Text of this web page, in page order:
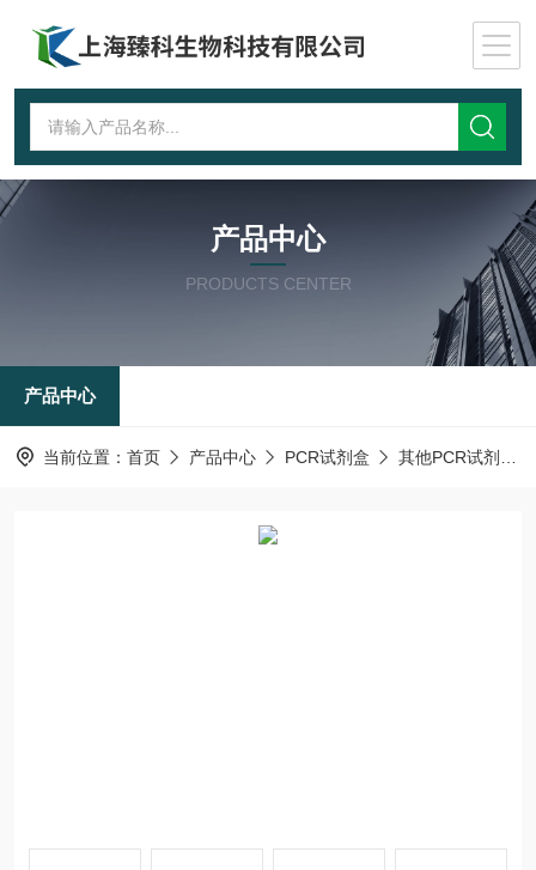
产品中心
PRODUCTS CENTER
产品中心
当前位置： 首页 产品中心 PCR试剂盒 其他PCR试剂盒